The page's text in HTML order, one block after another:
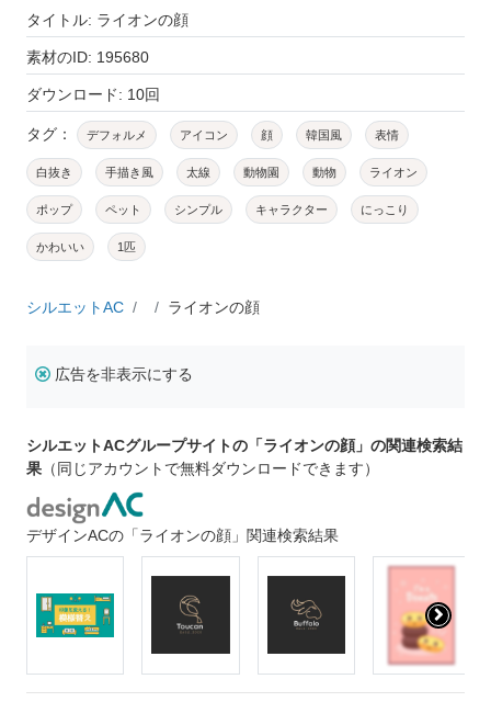
タイトル: ライオンの顔
素材のID: 195680
ダウンロード: 10回
タグ： デフォルメ アイコン 顔 韓国風 表情
白抜き 手描き風 太線 動物園 動物 ライオン
ポップ ペット シンプル キャラクター にっこり
かわいい 1匹
シルエットAC ライオンの顔
広告を非表示にする
シルエットACグループサイトの「ライオンの顔」の関連検索結
果 （同じアカウントで無料ダウンロードできます）
デザインACの「ライオンの顔」関連検索結果